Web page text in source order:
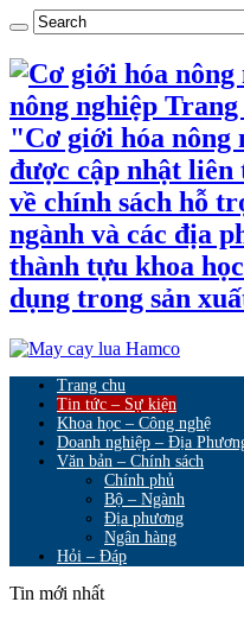
nông nghiệp
"Cơ giới hóa nông
được cập nhật liên
về chính sách hỗ
ngành và các địa
thành tựu khoa
dụng trong sản
Trang chu
Tin tức – Sự kiện
Khoa học – Công nghệ
Doanh nghiệp – Địa
Văn bản – Chính sách
Chính phủ
Bộ – Ngành
Địa phương
Ngân hàng
Hỏi – Đáp
Tin mới nhất